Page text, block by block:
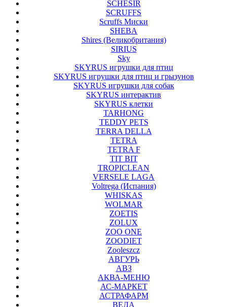
SCHESIR
SCRUFFS
Scruffs Миски
SHEBA
Shires (Великобритания)
SIRIUS
Sky
SKYRUS игрушки для птиц
SKYRUS игрушки для птиц и грызунов
SKYRUS игрушки для собак
SKYRUS интерактив
SKYRUS клетки
TARHONG
TEDDY PETS
TERRA DELLA
TETRA
TETRA F
TIT BIT
TROPICLEAN
VERSELE LAGA
Voltrega (Испания)
WHISKAS
WOLMAR
ZOETIS
ZOLUX
ZOO ONE
ZOODIET
Zooleszcz
АВГУРЬ
АВЗ
АКВА-МЕНЮ
АС-МАРКЕТ
АСТРАФАРМ
ВЕДА